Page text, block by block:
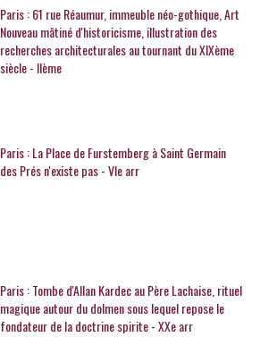
Paris : 61 rue Réaumur, immeuble néo-gothique, Art
Nouveau mâtiné d'historicisme, illustration des
recherches architecturales au tournant du XIXème
siècle - IIème
Paris : La Place de Furstemberg à Saint Germain
des Prés n'existe pas - VIe arr
Paris : Tombe d'Allan Kardec au Père Lachaise, rituel
magique autour du dolmen sous lequel repose le
fondateur de la doctrine spirite - XXe arr